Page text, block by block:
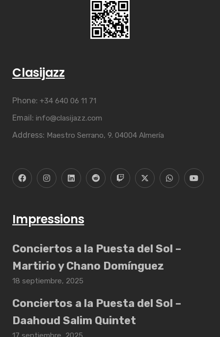
Clasijazz
Phone: +34 640 06 11 71
Email: info@clasijazz.com
Address: Maestro Serrano, 9. 04004 Almería
Impressions
Conciertos a la Puesta del Sol –
Martirio y Chano Domínguez
18 septiembre, 2025
Conciertos a la Puesta del Sol –
Daahoud Salim Quintet